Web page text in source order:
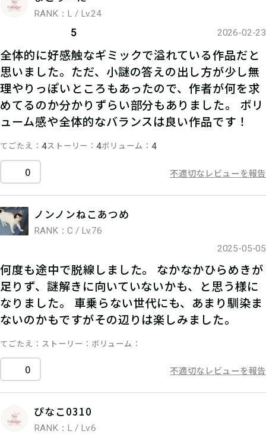
RANK：L / Lv.24
5 2026-02-23
全体的に好感触なギミックで溢れている作品だと
思いました。ただ、小謎の答えの出し方が少し無
理やりっぽいところもあったので、作者が何を求
めてるのか分かりずらい部分もありました。 ボリ
ューム感や全体的なバランスは良い作品です！
てごたえ 4ストーリー 4ボリューム 4
0 不適切なレビューを報告
ノンノンねこあつめ
RANK：C / Lv.76
2025-05-05
何度も途中で脱線しました。 なかなかひらめきが
足りず、謎解きに向いていないかも、と思う様に
なりました。 車乗らない世代にも、あまり馴染ま
ないのかもですがその辺りは楽しみました。
てごたえ ストーリー ボリューム
0 不適切なレビューを報告
ぴなこ0310
RANK：L / Lv.6